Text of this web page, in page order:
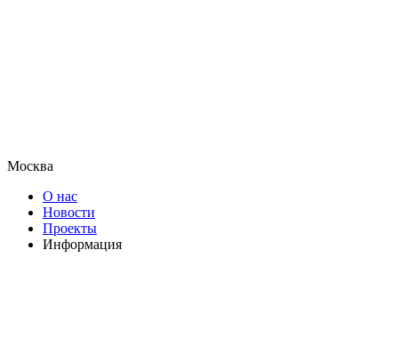
Москва
О нас
Новости
Проекты
Информация